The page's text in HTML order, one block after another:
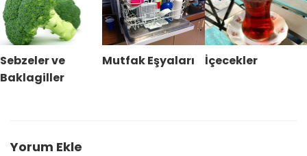
Sebzeler ve
Baklagiller
Mutfak Eşyaları İçecekler
Yorum Ekle